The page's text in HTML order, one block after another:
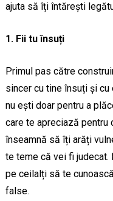
ajuta să îți întărești
1. Fii tu însuți
Primul pas către
sincer cu tine însuți și
nu ești doar pentru a
care te apreciază pentru
înseamnă să îți arăți
te teme că vei fi judecat.
pe ceilalți să te
false.